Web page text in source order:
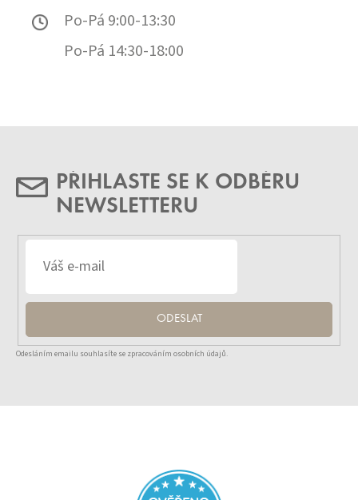
Po-Pá 9:00-13:30
Po-Pá 14:30-18:00
PŘIHLASTE SE K ODBĚRU
NEWSLETTERU
ODESLAT
Odesláním emailu souhlasíte se zpracováním osobních údajů.